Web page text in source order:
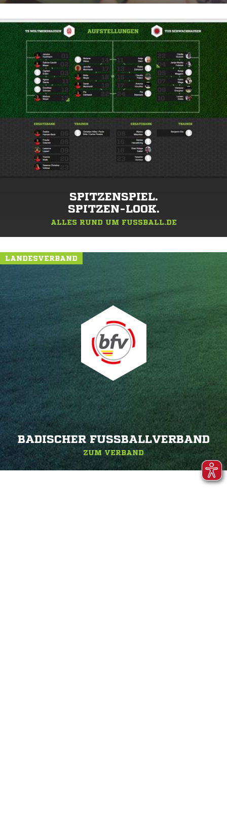
SPITZENSPIEL.
SPITZEN-LOOK.
ALLES RUND UM FUSSBALL.DE
LANDESVERBAND
BADISCHER FUSSBALLVERBAND
ZUM VERBAND